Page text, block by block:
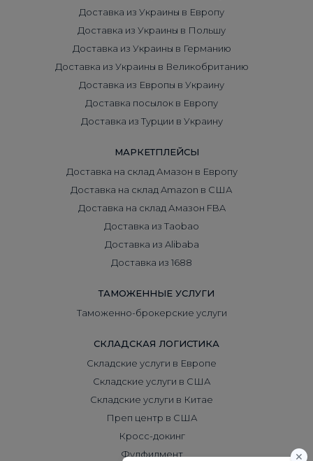
Доставка из Украины в Европу
Доставка из Украины в Польшу
Доставка из Украины в Германию
Доставка из Украины в Великобританию
Доставка из Европы в Украину
Доставка посылок в Европу
Доставка из Турции в Украину
МАРКЕТПЛЕЙСЫ
Доставка на склад Амазон в Европу
Доставка на склад Amazon в США
Доставка на склад Амазон FBA
Доставка из Taobao
Доставка из Alibaba
Доставка из 1688
ТАМОЖЕННЫЕ УСЛУГИ
Таможенно-брокерские услуги
СКЛАДСКАЯ ЛОГИСТИКА
Складские услуги в Европе
Складские услуги в США
Складские услуги в Китае
Преп центр в США
Кросс-докинг
Фулфилмент